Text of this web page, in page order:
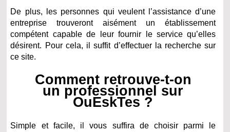
De plus, les personnes qui veulent l’assistance d’une
entreprise trouveront aisément un établissement
compétent capable de leur fournir le service qu’elles
désirent. Pour cela, il suffit d’effectuer la recherche sur
ce site.
Comment retrouve-t-on
un professionnel sur
OuEskTes ?
Simple et facile, il vous suffira de choisir parmi le